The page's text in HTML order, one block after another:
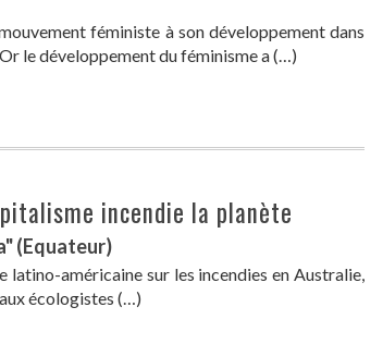
féministe à son développement dans
le développement du féminisme a (…)
incendie la planète
(Equateur)
latino-américaine sur les incendies en Australie,
écologistes (…)